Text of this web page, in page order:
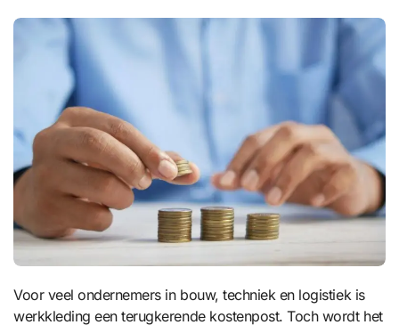
Voor veel ondernemers in bouw, techniek en logistiek is
werkkleding een terugkerende kostenpost. Toch wordt het